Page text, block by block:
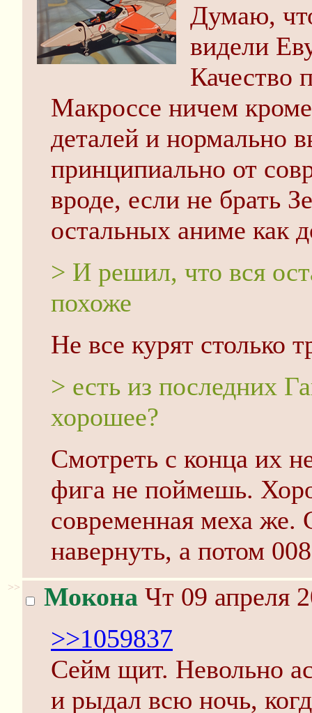
Думаю,
видели
Качество
Макроссе ничем
деталей и нормально
принципиально от
вроде, если не брать
остальных аниме как
> И решил, что вся
похоже
Не все курят столько
> есть из последних
хорошее?
Смотреть с конца их
фига не поймешь.
современная меха же.
навернуть, а потом
>> Мокона Чт 09 апреля
>>1059837
Сейм щит. Невольно
и рыдал всю ночь,